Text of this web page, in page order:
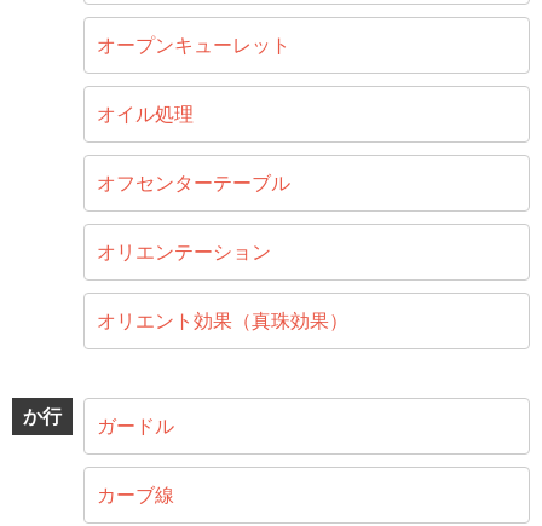
オープンキューレット
オイル処理
オフセンターテーブル
オリエンテーション
オリエント効果（真珠効果）
か行 ガードル
カーブ線